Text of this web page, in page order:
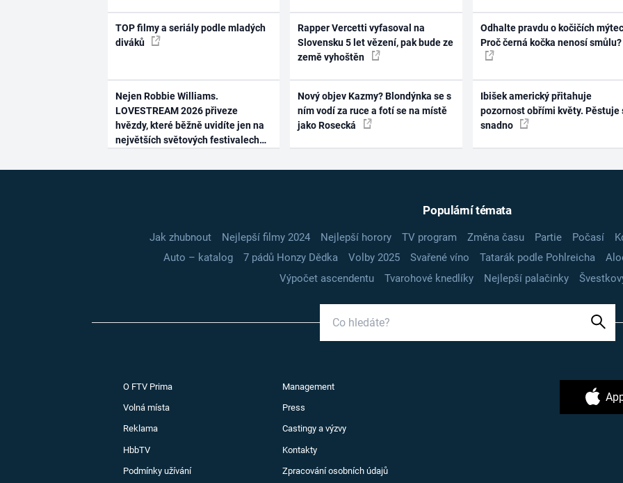
TOP filmy a seriály podle mladých
diváků
Nejen Robbie Williams.
LOVESTREAM 2026 přiveze
hvězdy, které běžně uvidíte jen na
největších světových festivalech
Rapper Vercetti vyfasoval na
Slovensku 5 let vězení, pak bude ze
země vyhoštěn
Nový objev Kazmy? Blondýnka se s
ním vodí za ruce a fotí se na místě
jako Rosecká
Odhalte pravdu o kočičích
Proč černá kočka nenosí smůlu?
Ibišek americký přitahuje
pozornost obřími květy. Pěstuje
snadno
Populární témata
Jak zhubnout Nejlepší filmy 2024 Nejlepší horory TV program Změna času Partie Počasí
Auto – katalog
7 pádů Honzy Dědka Volby 2025 Svařené víno Tatarák podle Pohlreicha
Výpočet ascendentu
Tvarohové knedlíky Nejlepší palačinky
O FTV Prima Management
Volná místa Press
Reklama Castingy a výzvy
HbbTV Kontakty
Podmínky užívání Zpracování osobních údajů